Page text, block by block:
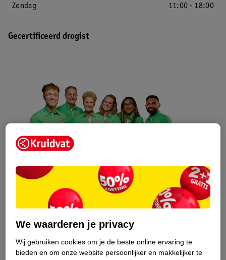
Zondag
11:00 - 18:00
Gecertificeerd drogist
Kruidvat is een erkend specialist in
gezondheidsvraag ook is, stel hem aan
ons!
Stel je gezondheidsvraag
We waarderen je privacy
Wij gebruiken cookies om je de beste online ervaring te
bieden en om onze website persoonlijker en makkelijker te